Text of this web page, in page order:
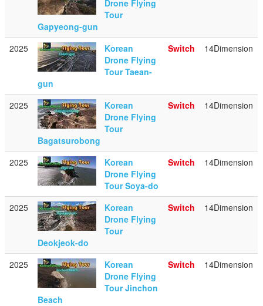
Drone Flying
Tour
Gapyeong-gun
2025
Korean
Drone Flying
Tour Taean-
gun
Switch 14Dimension
2025
Korean
Drone Flying
Tour
Bagatsurobong
Switch 14Dimension
2025
Korean
Drone Flying
Tour Soya-do
Switch 14Dimension
2025
Korean
Drone Flying
Tour
Deokjeok-do
Switch 14Dimension
2025
Korean
Drone Flying
Tour Jinchon
Beach
Switch 14Dimension